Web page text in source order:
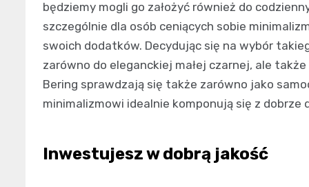
będziemy mogli go założyć również do
szczególnie dla osób ceniących sobie
swoich dodatków. Decydując się na wybór
zarówno do eleganckiej małej czarnej, ale
Bering sprawdzają się także zarówno jako
minimalizmowi idealnie komponują się z dobrze
Inwestujesz w dobrą jakość